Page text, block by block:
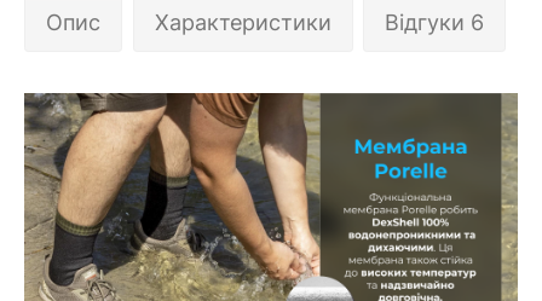
Опис Характеристики Відгуки 6